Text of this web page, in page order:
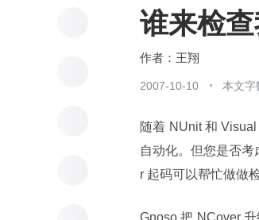
谁来检
王翔
2007-10-10 本文字
随着 NUnit 和
自动化。但您是否考
r 起码可以帮忙做做
Gnoso 把 NCover